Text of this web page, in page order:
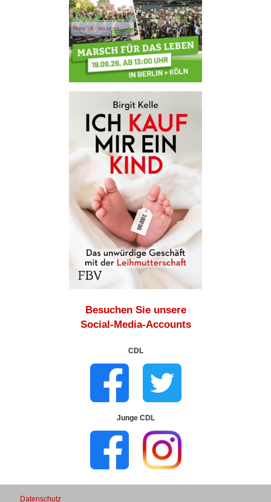
Besuchen Sie unsere
Social-Media-Accounts
CDL
Junge CDL
Datenschutz